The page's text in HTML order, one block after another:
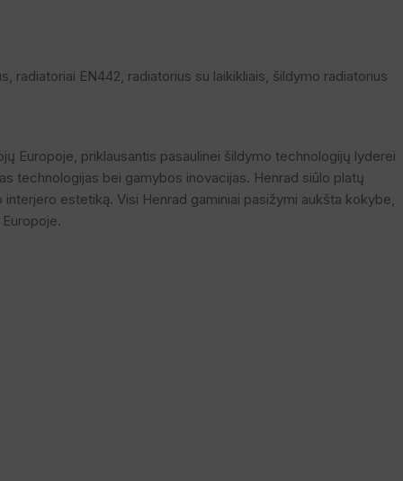
, radiatoriai EN442, radiatorius su laikikliais, šildymo radiatorius
Europoje, priklausantis pasaulinei šildymo technologijų lyderei
technologijas bei gamybos inovacijas. Henrad siūlo platų
estetiką. Visi Henrad gaminiai pasižymi aukšta kokybe,